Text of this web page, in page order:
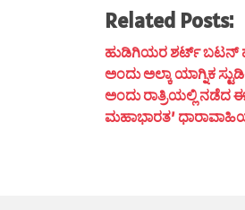
Related Posts:
ಹುಡಿಗಿಯರ ಶರ್ಟ್ ಬಟನ್
ಅಂದು ಅಲ್ಕಾ ಯಾಗ್ನಿಕ
ಅಂದು ರಾತ್ರಿಯಲ್ಲಿ ನಡೆದ
ಮಹಾಭಾರತ’ ಧಾರಾವಾಹಿಯ